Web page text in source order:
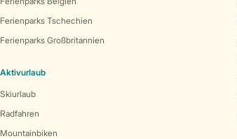
Ferienparks Tschechien
Ferienparks Großbritannien
Aktivurlaub
Skiurlaub
Radfahren
Mountainbiken